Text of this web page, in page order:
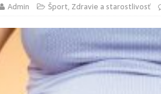
Admin Šport, Zdravie a starostlivosť